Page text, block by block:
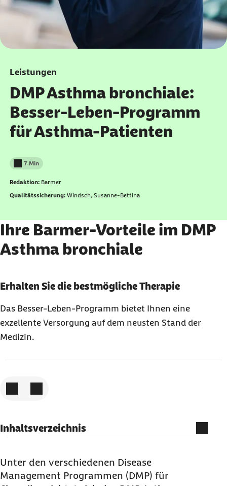
Leistungen
DMP Asthma bronchiale:
Besser-Leben-Programm
für Asthma-Patienten
Lesedauer weniger als
7 Min
Redaktion: Barmer
Qualitätssicherung: Windsch, Susanne-Bettina
Ihre Barmer-Vorteile im DMP
Asthma bronchiale
Karussell mit 3 Elementen
Element 1 von 3
Erhalten Sie die bestmögliche Therapie
Das Besser-Leben-Programm bietet Ihnen eine
exzellente Versorgung auf dem neusten Stand der
Medizin.
Inhaltsverzeichnis
bronchiale?
Wie unterstützt dasDMPdie Behandlung von
Unter den verschiedenen Disease
Management Programmen (DMP) für